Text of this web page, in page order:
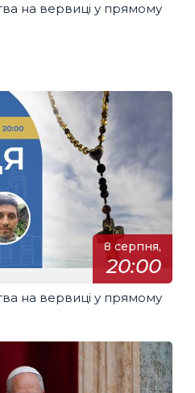
на вервиці у прямому
8 серпня,
20:00
на вервиці у прямому